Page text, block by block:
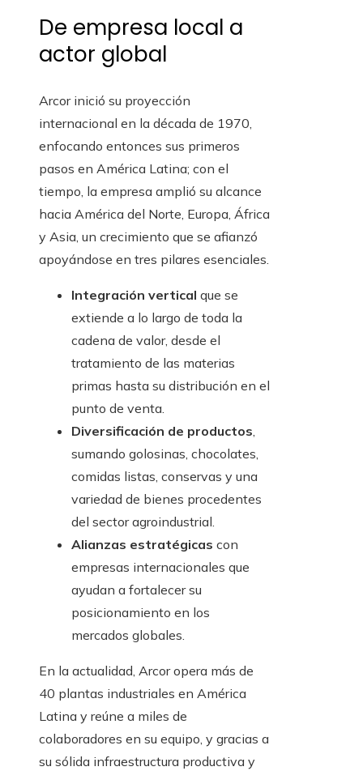
De empresa local a
actor global
Arcor inició su proyección
internacional en la década de 1970,
enfocando entonces sus primeros
pasos en América Latina; con el
tiempo, la empresa amplió su alcance
hacia América del Norte, Europa, África
y Asia, un crecimiento que se afianzó
apoyándose en tres pilares esenciales.
Integración vertical que se
extiende a lo largo de toda la
cadena de valor, desde el
tratamiento de las materias
primas hasta su distribución en el
punto de venta.
Diversificación de productos,
sumando golosinas, chocolates,
comidas listas, conservas y una
variedad de bienes procedentes
del sector agroindustrial.
Alianzas estratégicas con
empresas internacionales que
ayudan a fortalecer su
posicionamiento en los
mercados globales.
En la actualidad, Arcor opera más de
40 plantas industriales en América
Latina y reúne a miles de
colaboradores en su equipo, y gracias a
su sólida infraestructura productiva y